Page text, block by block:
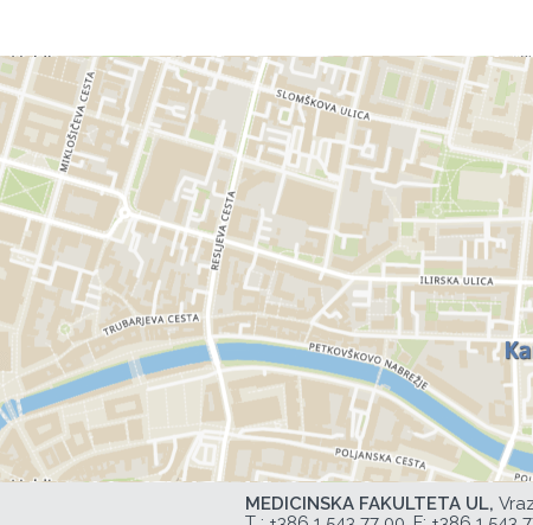
MEDICINSKA FAKULTETA UL,